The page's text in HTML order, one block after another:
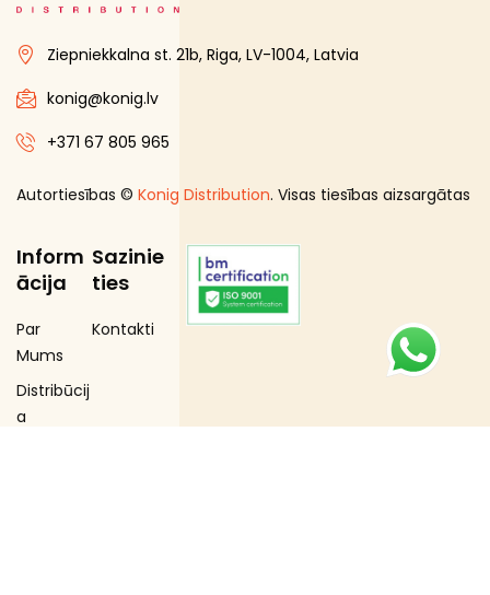
Ziepniekkalna st. 21b, Riga, LV-1004, Latvia
konig@konig.lv
+371 67 805 965
Autortiesības © Konig Distribution. Visas tiesības aizsargātas
Inform
ācija
Par
Mums
Distribūcij
a
Sazinie
ties
Kontakti